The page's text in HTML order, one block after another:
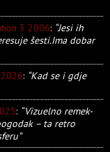
3 2006: “Jesi ih
šesti.Ima dobar
: “Kad se i gdje
: “Vizuelno remek-
– ta retro